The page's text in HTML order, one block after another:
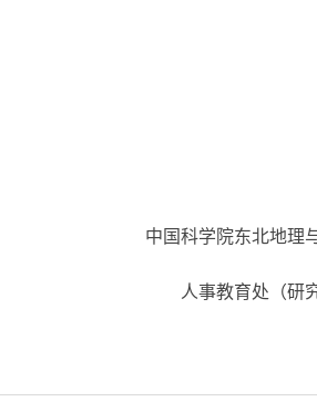
中国科学院东北地理
人事教育处（研